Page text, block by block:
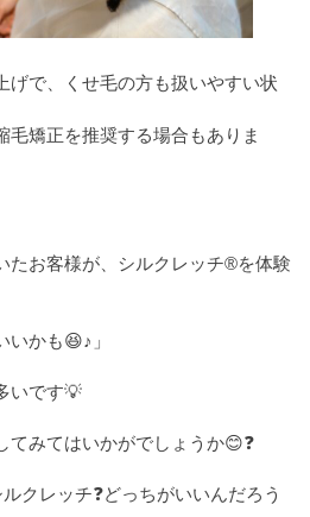
げで、くせ毛の方も扱いやすい状
毛矯正を推奨する場合もありま
たお客様が、シルクレッチ®を体験
いかも😆♪」
いです💡
みてはいかがでしょうか😊❓
ルクレッチ❓どっちがいいんだろう